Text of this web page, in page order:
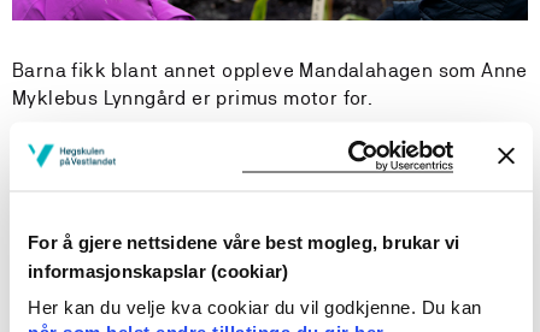
For å gjere nettsidene våre best mogleg, brukar vi
informasjonskapslar (cookiar)
Her kan du velje kva cookiar du vil godkjenne. Du kan
Barna fikk blant annet oppleve Mandalahagen som Anne
Myklebus Lynngård er primus motor for.